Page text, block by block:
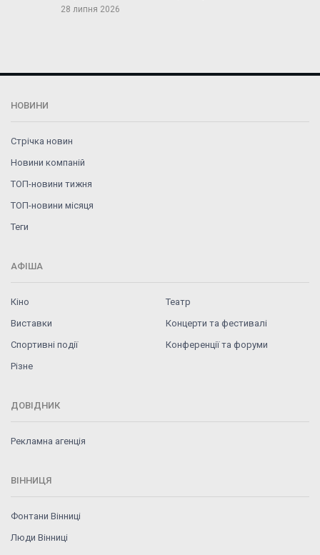
28 липня 2026
НОВИНИ
Стрічка новин
Новини компаній
ТОП-новини тижня
ТОП-новини місяця
Теги
АФІША
Кіно
Театр
Виставки
Концерти та фестивалі
Спортивні події
Конференції та форуми
Різне
ДОВІДНИК
Рекламна агенція
ВІННИЦЯ
Фонтани Вінниці
Люди Вінниці